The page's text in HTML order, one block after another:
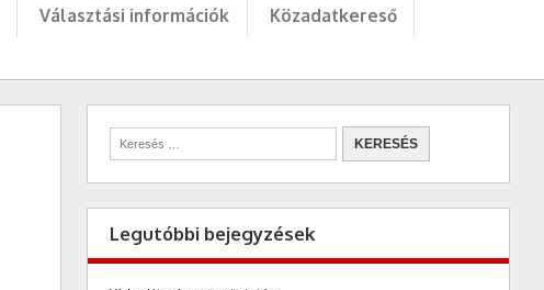
Választási információk
Közadatkereső
Legutóbbi bejegyzések